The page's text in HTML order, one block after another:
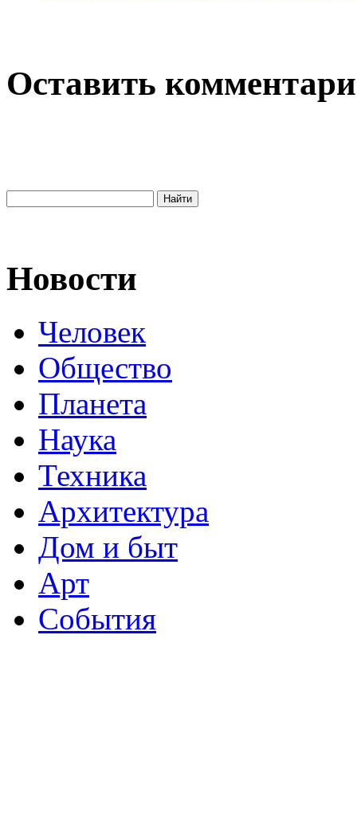
Оставить
Новости
Человек
Общество
Планета
Наука
Техника
Архитектура
Дом и быт
Арт
События